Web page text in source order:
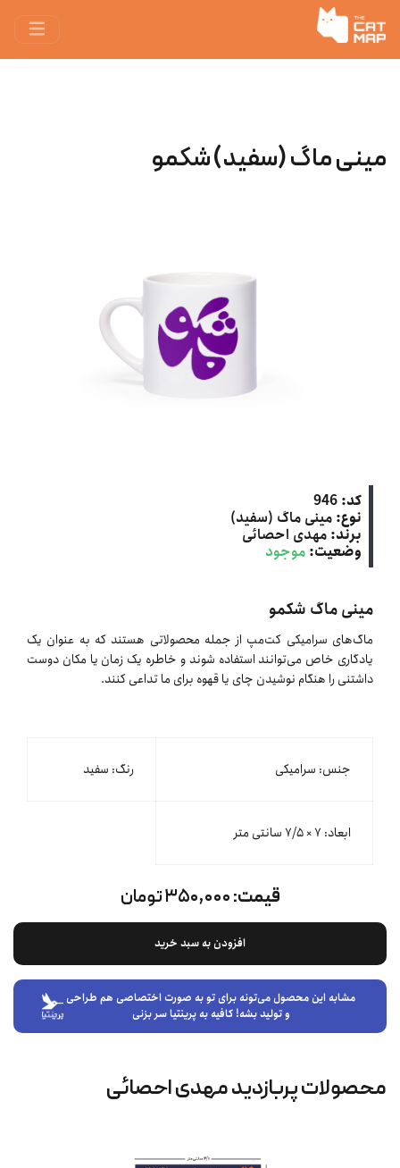
مینی ماگ (سفید) شکمو
کد: 946
نوع: مینی ماگ (سفید)
برند: مهدی احصائی
وضعیت: موجود
مینی ماگ شکمو
ماگ‌های سرامیکی کت‌مپ از جمله محصولاتی هستند که به عنوان یک
یادگاری خاص می‌توانند استفاده شوند و خاطره یک زمان یا مکان دوست
داشتنی را هنگام نوشیدن چای یا قهوه برای ما تداعی کنند.
جنس: سرامیکی رنگ: سفید
ابعاد: ۷ × ۷/۵ سانتی متر
قیمت:۳۵۰,۰۰۰ تومان
افزودن به سبد خرید
مشابه این محصول می‌تونه برای تو به صورت اختصاصی هم طراحی
و تولید بشه! کافیه به پرینتیا سر بزنی
محصولات پربازدید مهدی احصائی